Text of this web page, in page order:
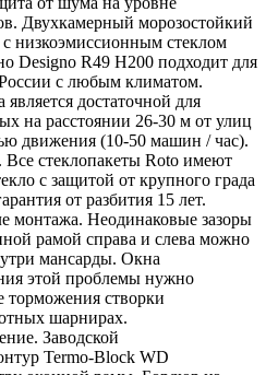
Двухкамерный морозостойкий
с низкоэмиссионным стеклом
Designo R49 H200 подходит для
с любым климатом.
является достаточной для
на расстоянии 26-30 м от улиц
движения (10-50 машин / час).
Все стеклопакеты Roto имеют
с защитой от крупного града
от разбития 15 лет.
монтажа. Неодинаковые зазоры
рамой справа и слева можно
мансарды. Окна
этой проблемы нужно
торможения створки
шарнирах.
Заводской
Termo-Block WD